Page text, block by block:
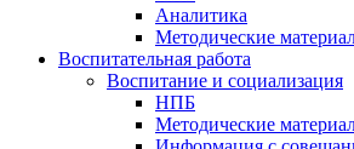
Аналитика
Методические
Воспитательная работа
Воспитание и социализация
НПБ
Методические